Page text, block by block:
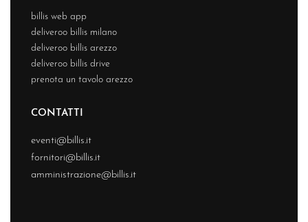
billis web app
deliveroo billis milano
deliveroo billis arezzo
deliveroo billis drive
prenota un tavolo arezzo
CONTATTI
eventi@billis.it
fornitori@billis.it
amministrazione@billis.it